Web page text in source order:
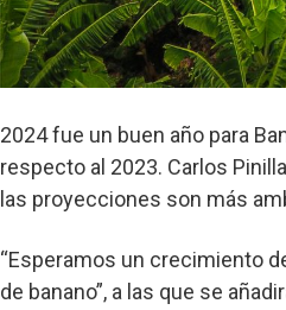
2024 fue un buen año para
respecto al 2023. Carlos
las proyecciones son más
“Esperamos un crecimiento
de banano”, a las que se